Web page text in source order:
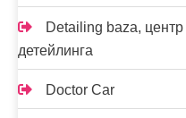
Detailing baza,
детейлинга
Doctor Car